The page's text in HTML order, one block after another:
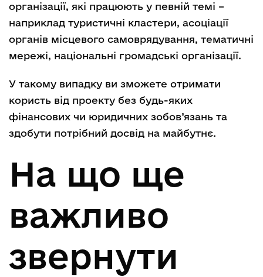
організації, які працюють у певній темі –
наприклад туристичні кластери, асоціації
органів місцевого самоврядування, тематичні
мережі, національні громадські організації.
У такому випадку ви зможете отримати
користь від проекту без будь-яких
фінансових чи юридичних зобов’язань та
здобути потрібний досвід на майбутнє.
На що ще
важливо
звернути